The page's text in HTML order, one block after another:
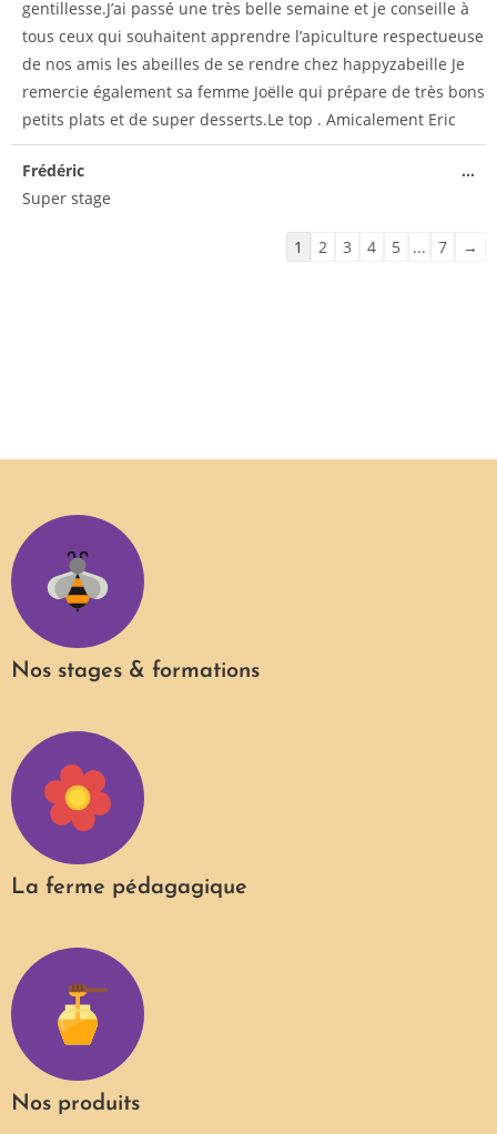
gentillesse.J’ai passé une très belle semaine et je conseille à
tous ceux qui souhaitent apprendre l’apiculture respectueuse
de nos amis les abeilles de se rendre chez happyzabeille Je
remercie également sa femme Joëlle qui prépare de très bons
petits plats et de super desserts.Le top . Amicalement Eric
Frédéric
Super stage
...
1 2 3 4 5 ... 7 →
Nos stages & formations
La ferme pédagagique
Nos produits